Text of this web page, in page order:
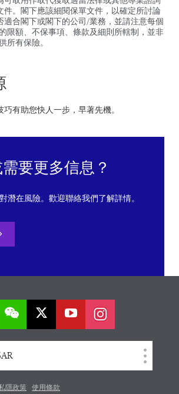
件。閣下應該細閱保單文件，以確定所討論
適合閣下或閣下的公司/業務，並請注意每個
限額、不保事項、條款及細則所轄制，並非
所有保險。
有助您快人一步，早著先機。
要更多信息？
潛在風險。歡迎聯絡我們了解詳情。
隱政策 使用條款